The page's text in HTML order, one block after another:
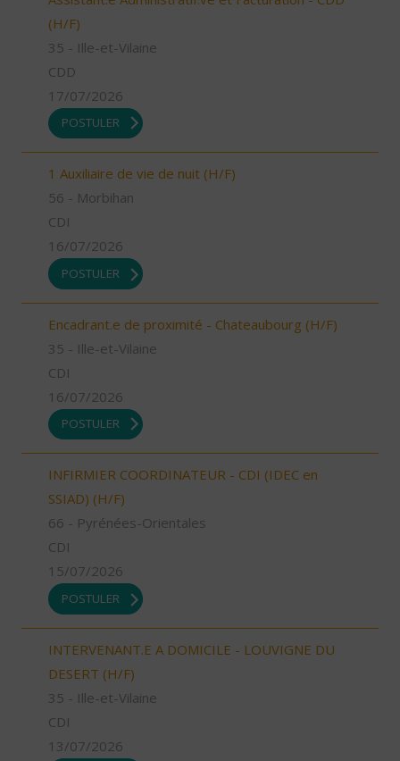
(H/F)
35 - Ille-et-Vilaine
CDD
17/07/2026
POSTULER
1 Auxiliaire de vie de nuit (H/F)
56 - Morbihan
CDI
16/07/2026
POSTULER
Encadrant.e de proximité - Chateaubourg (H/F)
35 - Ille-et-Vilaine
CDI
16/07/2026
POSTULER
INFIRMIER COORDINATEUR - CDI (IDEC en
SSIAD) (H/F)
66 - Pyrénées-Orientales
CDI
15/07/2026
POSTULER
INTERVENANT.E A DOMICILE - LOUVIGNE DU
DESERT (H/F)
35 - Ille-et-Vilaine
CDI
13/07/2026